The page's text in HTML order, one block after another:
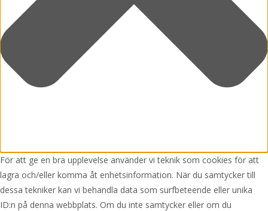
För att ge en bra upplevelse använder vi teknik som cookies för att
lagra och/eller komma åt enhetsinformation. När du samtycker till
dessa tekniker kan vi behandla data som surfbeteende eller unika
ID:n på denna webbplats. Om du inte samtycker eller om du